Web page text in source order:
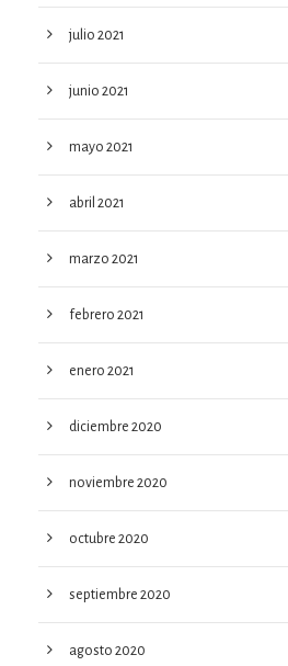
julio 2021
junio 2021
mayo 2021
abril 2021
marzo 2021
febrero 2021
enero 2021
diciembre 2020
noviembre 2020
octubre 2020
septiembre 2020
agosto 2020